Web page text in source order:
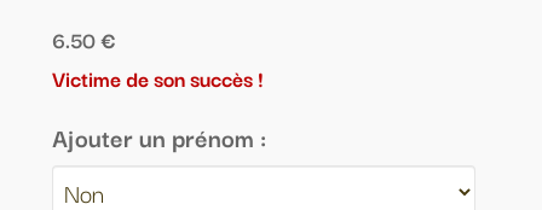
6.50 €
Victime de son succès !
Ajouter un prénom :